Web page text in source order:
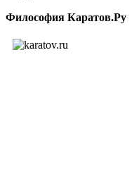
Философия Каратов.Ру